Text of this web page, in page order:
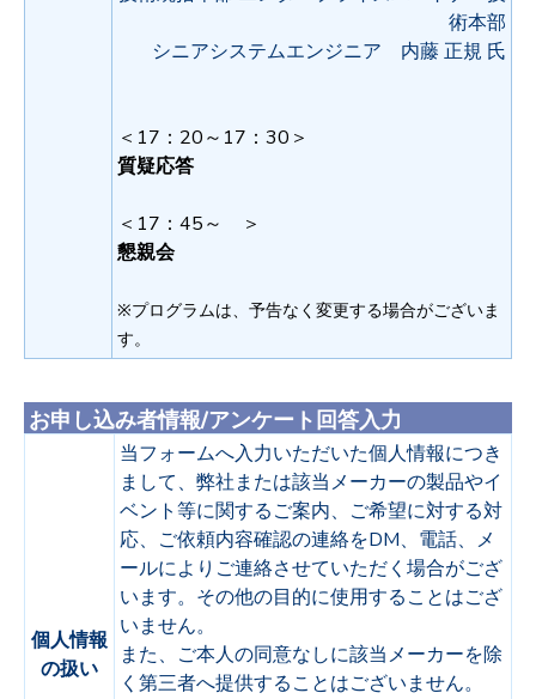
術本部
シニアシステムエンジニア 内藤 正規 氏
＜17：20～17：30＞
質疑応答
＜17：45～ ＞
懇親会
※プログラムは、予告なく変更する場合がございま
す。
お申し込み者情報/アンケート回答入力
個人情報
の扱い
当フォームへ入力いただいた個人情報につき
まして、弊社または該当メーカーの製品やイ
ベント等に関するご案内、ご希望に対する対
応、ご依頼内容確認の連絡をDM、電話、メ
ールによりご連絡させていただく場合がござ
います。 その他の目的に使用することはござ
いません。
また、ご本人の同意なしに該当メーカーを除
く第三者へ提供することはございません。